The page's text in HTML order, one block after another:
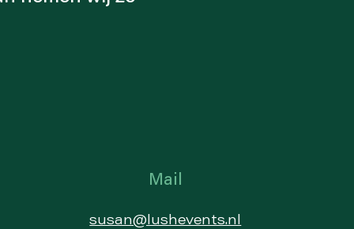
Mail
susan@lushevents.nl